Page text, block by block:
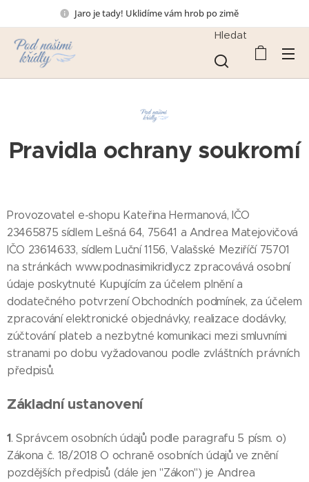
Jaro je tady! Uklidíme vám hrob po zimě🕯️
Hledat
Pravidla ochrany soukromí
Provozovatel e-shopu Kateřina Hermanová, IČO
23465875 sídlem Lešná 64, 75641 a Andrea Matejovičová
IČO 23614633, sídlem Luční 1156, Valašské Meziříčí 75701
na stránkách www.podnasimikridly.cz zpracovává osobní
údaje poskytnuté Kupujícím za účelem plnění a
dodatečného potvrzení Obchodních podmínek, za účelem
zpracování elektronické objednávky, realizace dodávky,
zúčtování plateb a nezbytné komunikaci mezi smluvními
stranami po dobu vyžadovanou podle zvláštních právních
předpisů.
Základní ustanovení
1. Správcem osobních údajů podle paragrafu 5 písm. o)
Zákona č. 18/2018 O ochraně osobních údajů ve znění
pozdějších předpisů (dále jen "Zákon") je Andrea